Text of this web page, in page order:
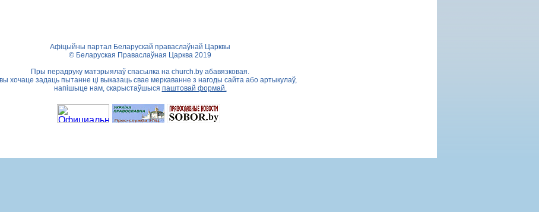
Афіцыйны партал Беларускай праваслаўнай Царквы
© Беларуская Праваслаўная Царква 2019
Пры перадруку матэрыялаў спасылка на church.by абавязковая.
вы хочаце задаць пытанне ці выказаць свае меркаванне з нагоды сайта або артыкулаў,
напішыце нам, скарыстаўшыся паштовай формай.